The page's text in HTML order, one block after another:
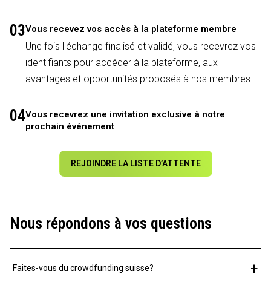
03Vous recevez vos accès à la plateforme membre
Une fois l'échange finalisé et validé, vous recevrez vos
identifiants pour accéder à la plateforme, aux
avantages et opportunités proposés à nos membres.
04Vous recevrez une invitation exclusive à notre
prochain événement
REJOINDRE LA LISTE D’ATTENTE
Nous répondons à vos questions
Faites-vous du crowdfunding suisse? +